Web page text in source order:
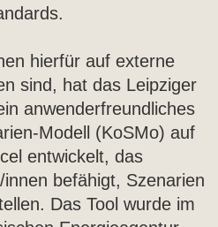
hierfür auf externe
sind, hat das Leipziger
anwenderfreundliches
Modell (KoSMo) auf
entwickelt, das
befähigt, Szenarien
Das Tool wurde im